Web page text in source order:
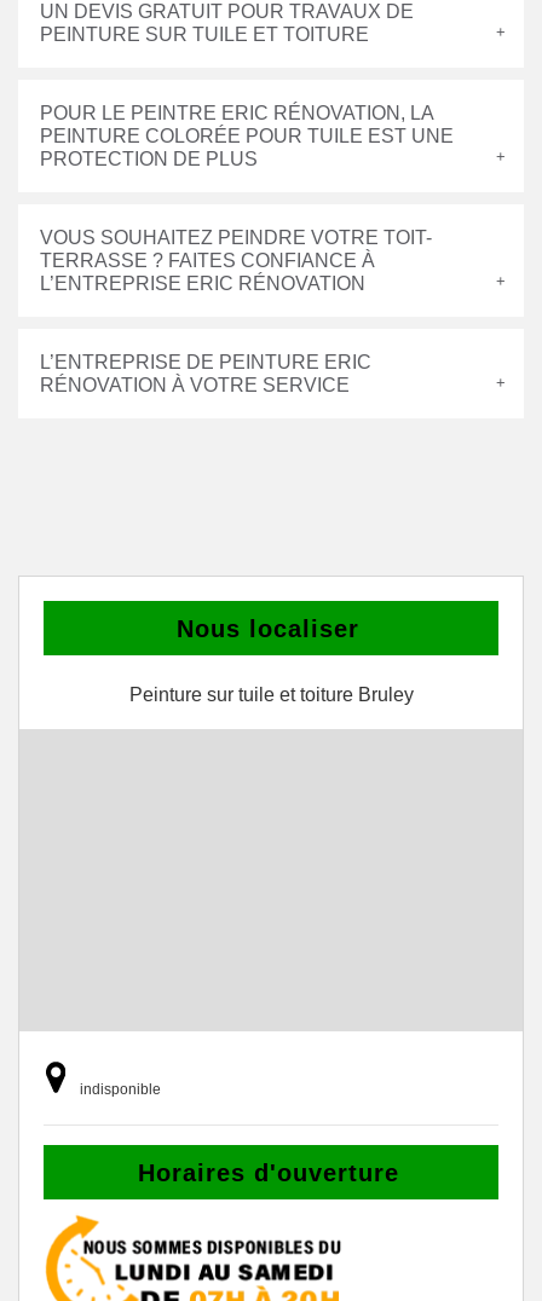
UN DEVIS GRATUIT POUR TRAVAUX DE
PEINTURE SUR TUILE ET TOITURE
POUR LE PEINTRE ERIC RÉNOVATION, LA
PEINTURE COLORÉE POUR TUILE EST UNE
PROTECTION DE PLUS
VOUS SOUHAITEZ PEINDRE VOTRE TOIT-
TERRASSE ? FAITES CONFIANCE À
L’ENTREPRISE ERIC RÉNOVATION
L’ENTREPRISE DE PEINTURE ERIC
RÉNOVATION À VOTRE SERVICE
Nous localiser
Peinture sur tuile et toiture Bruley
indisponible
Horaires d'ouverture